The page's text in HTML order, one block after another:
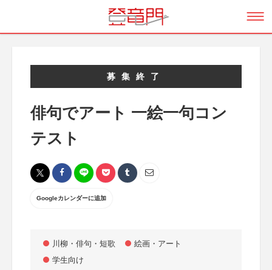
募集終了
俳句でアート 一絵一句コン
テスト
Googleカレンダーに追加
川柳・俳句・短歌
絵画・アート
学生向け